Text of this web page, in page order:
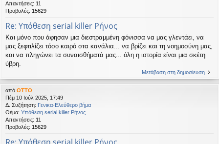
Απαντήσεις: 11
Προβολές: 15629
Re: Υπόθεση serial killer Ρήνος
Και μόνο που άφησαν μια διεστραμμένη φόνισσα να μας γλεντάει, να
μας ξεφτιλίζει τόσο καιρό στα κανάλια... να βρίζει και τη νοημοσύνη μας,
και να πληγώνει τα συναισθήματά μας... όλη η ιστορία είναι μια σκέτη
ύβρη.
Μετάβαση στη δημοσίευση
από OTTO
Πέμ 10 Ιούλ 2025, 17:49
Δ. Συζήτηση: Γενικα-Ελεύθερο βήμα
Θέμα: Υπόθεση serial killer Ρήνος
Απαντήσεις: 11
Προβολές: 15629